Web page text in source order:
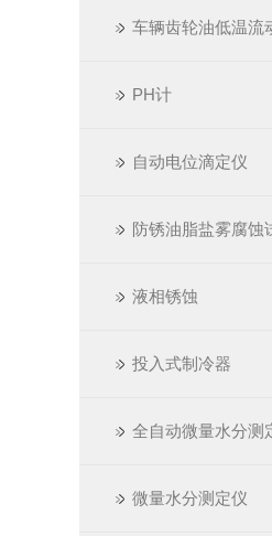
车辆齿轮油低温流
PH计
自动电位滴定仪
防锈油脂盐雾腐蚀
液相锈蚀
投入式制冷器
全自动微量水分测
微量水分测定仪